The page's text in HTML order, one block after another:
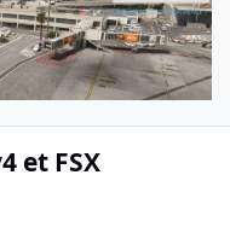
et FSX